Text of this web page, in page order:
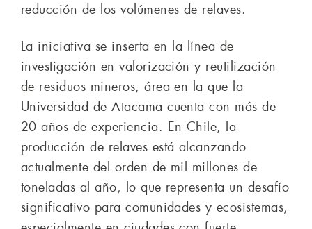
reducción de los volúmenes de relaves.
La iniciativa se inserta en la línea de
investigación en valorización y reutilización
de residuos mineros, área en la que la
Universidad de Atacama cuenta con más de
20 años de experiencia. En Chile, la
producción de relaves está alcanzando
actualmente del orden de mil millones de
toneladas al año, lo que representa un desafío
significativo para comunidades y ecosistemas,